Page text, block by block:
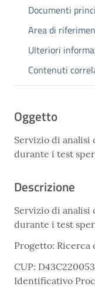
Documenti
Area di
Ulteriori
Contenuti
Oggetto
Servizio di analisi
durante i test
Descrizione
Servizio di analisi
durante i test
Progetto: Ricerca
CUP:
Identificativo